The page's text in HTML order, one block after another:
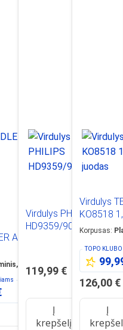
AD 1225
stiklas/plastikas
Virdulys PHILIPS
HD9359/90
119,99 €
Į
krepšelį
Virdulys
KO8518
Korpusas:
TOPO KLUBO
99,99
126,00 €
Į